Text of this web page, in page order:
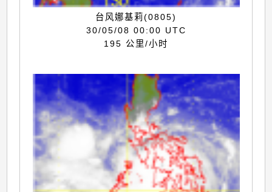
台风娜基莉(0805)
30/05/08 00:00 UTC
195 公里/小时